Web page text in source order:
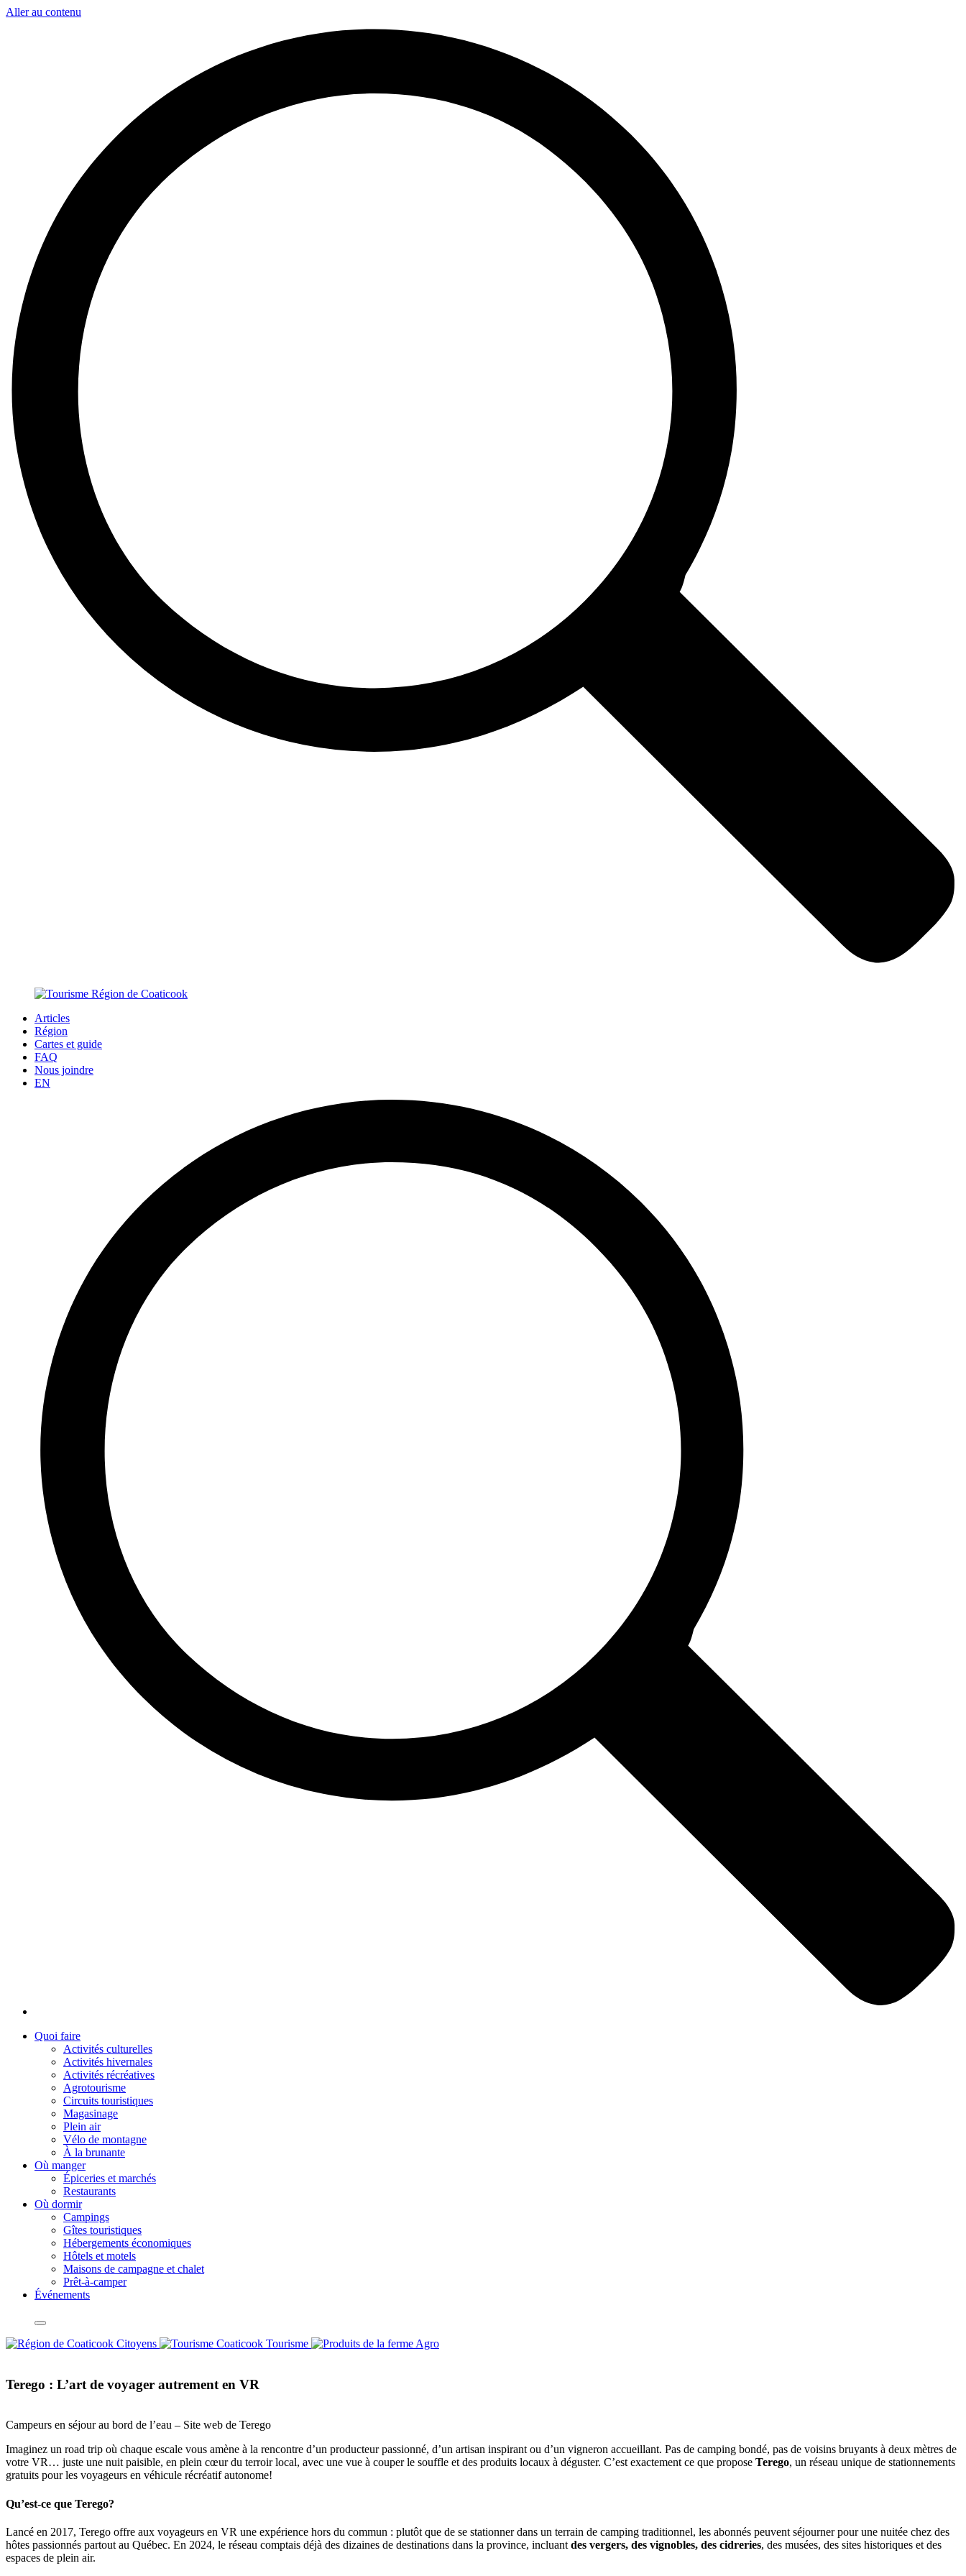
Aller au contenu
Articles
Région
Cartes et guide
FAQ
Nous joindre
EN
Quoi faire
Activités culturelles
Activités hivernales
Activités récréatives
Agrotourisme
Circuits touristiques
Magasinage
Plein air
Vélo de montagne
À la brunante
Où manger
Épiceries et marchés
Restaurants
Où dormir
Campings
Gîtes touristiques
Hébergements économiques
Hôtels et motels
Maisons de campagne et chalet
Prêt-à-camper
Événements
Citoyens Tourisme Agro
Terego : L’art de voyager autrement en VR
Campeurs en séjour au bord de l’eau – Site web de Terego
Imaginez un road trip où chaque escale vous amène à la rencontre d’un producteur passionné, d’un artisan inspirant ou d’un vigneron accueillant. Pas de camping bondé, pas de voisins bruyants à deux mètres de
votre VR… juste une nuit paisible, en plein cœur du terroir local, avec une vue à couper le souffle et des produits locaux à déguster. C’est exactement ce que propose Terego, un réseau unique de stationnements
gratuits pour les voyageurs en véhicule récréatif autonome!
Qu’est-ce que Terego?
Lancé en 2017, Terego offre aux voyageurs en VR une expérience hors du commun : plutôt que de se stationner dans un terrain de camping traditionnel, les abonnés peuvent séjourner pour une nuitée chez des
hôtes passionnés partout au Québec. En 2024, le réseau comptais déjà des dizaines de destinations dans la province, incluant des vergers, des vignobles, des cidreries, des musées, des sites historiques et des
espaces de plein air.